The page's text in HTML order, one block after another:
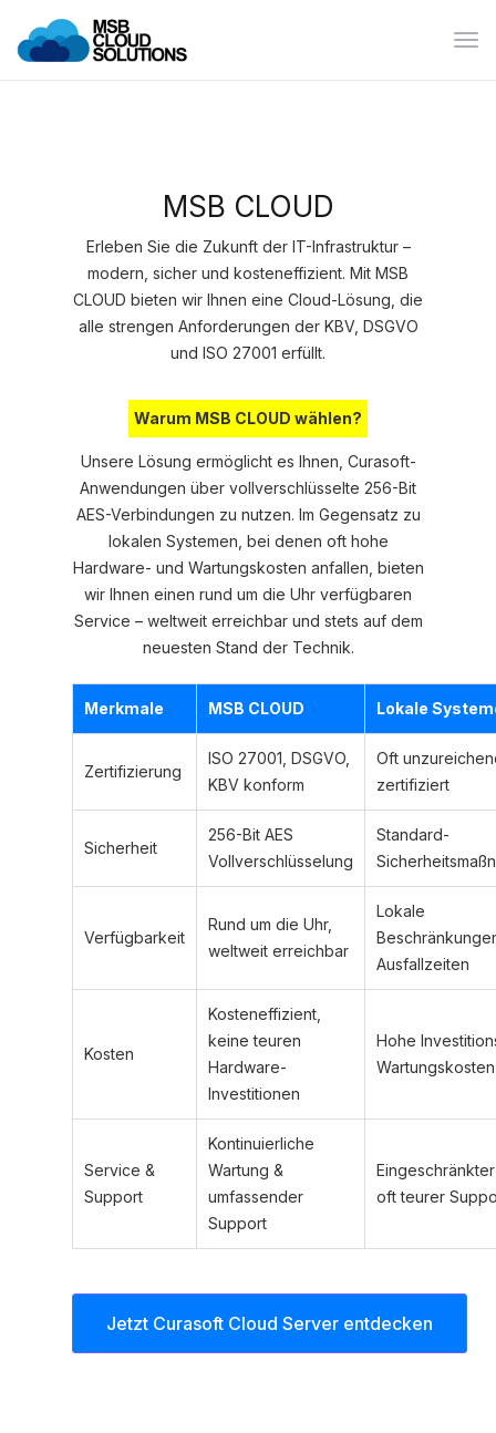
MSB CLOUD
Erleben Sie die Zukunft der IT-Infrastruktur –
modern, sicher und kosteneffizient. Mit MSB
CLOUD bieten wir Ihnen eine Cloud-Lösung, die
alle strengen Anforderungen der KBV, DSGVO
und ISO 27001 erfüllt.
Warum MSB CLOUD wählen?
Unsere Lösung ermöglicht es Ihnen, Curasoft-
Anwendungen über vollverschlüsselte 256-Bit
AES-Verbindungen zu nutzen. Im Gegensatz zu
lokalen Systemen, bei denen oft hohe
Hardware- und Wartungskosten anfallen, bieten
wir Ihnen einen rund um die Uhr verfügbaren
Service – weltweit erreichbar und stets auf dem
neuesten Stand der Technik.
Merkmale MSB CLOUD Lokale
Zertifizierung
ISO 27001, DSGVO,
KBV konform
Oft
zertifiziert
Sicherheit
256-Bit AES
Vollverschlüsselung
Standard-
Verfügbarkeit
Rund um die Uhr,
weltweit erreichbar
Lokale
Ausfallzeiten
Kosten
Kosteneffizient,
keine teuren
Hardware-
Investitionen
Hohe
Wartungskosten
Service &
Support
Kontinuierliche
Wartung &
umfassender
Support
oft teurer
Jetzt Curasoft Cloud Server entdecken